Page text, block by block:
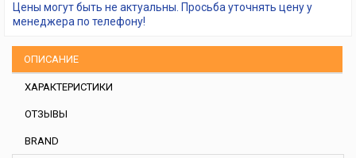
Цены могут быть не актуальны. Просьба уточнять цену у
менеджера по телефону!
ОПИСАНИЕ
ХАРАКТЕРИСТИКИ
ОТЗЫВЫ
BRAND